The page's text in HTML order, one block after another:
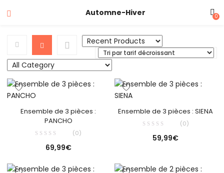
Automne-Hiver 0
Ensemble de 3 pièces :
PANCHO
(0)
69,99€
Ensemble de 3 pièces : SIENA
(0)
59,99€